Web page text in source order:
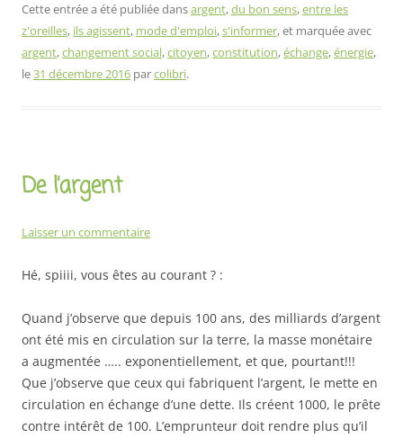
Cette entrée a été publiée dansargent,du bon sens,entre les
z'oreilles, ils agissent, mode d'emploi,s'informer, et marquée avec
argent,changement social,citoyen,constitution,échange,énergie,
le31 décembre 2016 parcolibri.
De l’argent
Laisser un commentaire
Hé, spiiii, vous êtes au courant ? :
Quand j’observe que depuis 100 ans, des milliards d’argent
ont été mis en circulation sur la terre, la masse monétaire
a augmentée ….. exponentiellement, et que, pourtant!!!
Que j’observe que ceux qui fabriquent l’argent, le mette en
circulation en échange d’une dette. Ils créent 1000, le prête
contre intérêt de 100. L’emprunteur doit rendre plus qu’il